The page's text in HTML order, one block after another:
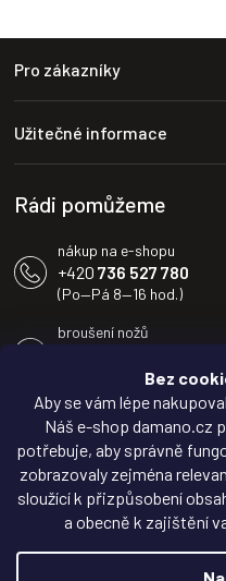
Bez
Aby se vám lépe
Náš e-shop damano.cz
potřebuje, aby správně
zobrazovaly zejména
sloužící k přizpůsobení
a obecně k zajištění
Pro zákazníky
Užitečné informace
Rádi pomůžeme
nákup na e-shopu
+420 736 527 780
(Po—Pá 8—16 hod.)
broušení nožů
(Po—Pá 8—16 hod.)
info@damano.cz
Sledujte novinky na
Facebooku
Inspirujte se na
Instagramu